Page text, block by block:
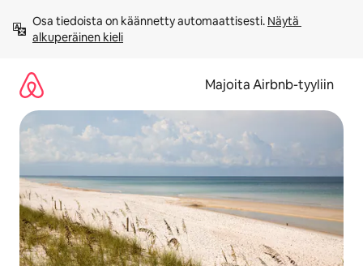
sisältö
väliin
Osa tiedoista on käännetty automaattisesti. Näytä
alkuperäinen kieli
Majoita Airbnb-tyyliin